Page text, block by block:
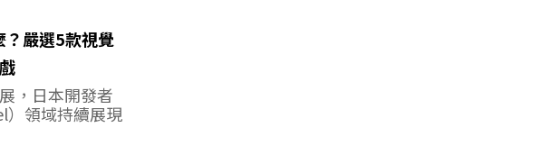
？嚴選5款視覺
，日本開發者
）領域持續展現